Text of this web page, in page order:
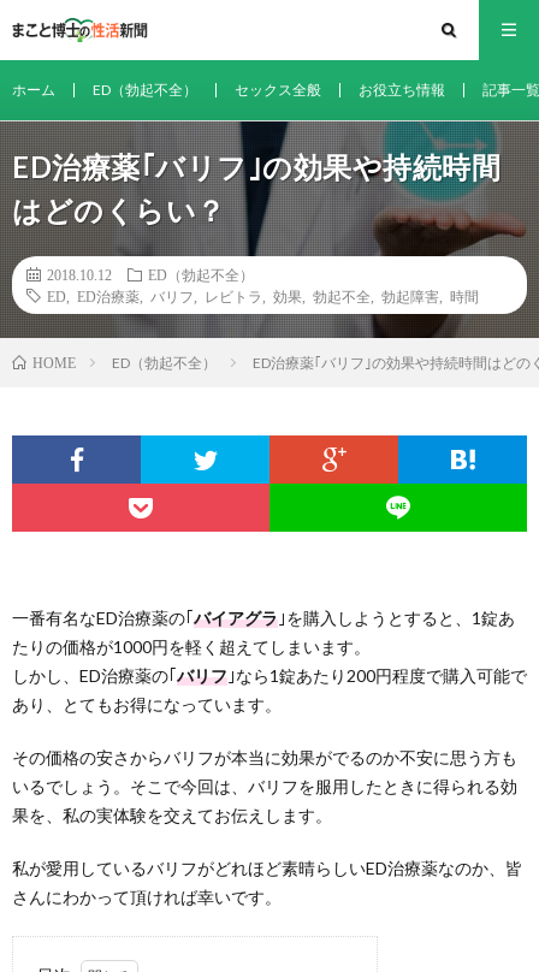
ホーム ED（勃起不全） セックス全般 お役立ち情報 記事一覧
ED治療薬｢バリフ｣の効果や持続時間
はどのくらい？
2018.10.12
ED（勃起不全）
ED
ED治療薬 バリフ レビトラ 効果 勃起不全 勃起障害 時間
HOME ED（勃起不全） ED治療薬｢バリフ｣の効果や持続時間はどの
一番有名なED治療薬の｢バイアグラ ｣を購入しようとすると、1錠あ
たりの価格が1000円を軽く超えてしまいます。
しかし、ED治療薬の｢バリフ ｣なら1錠あたり200円程度で購入可能で
あり、とてもお得になっています。
その価格の安さからバリフが本当に効果がでるのか不安に思う方も
いるでしょう。そこで今回は、バリフを服用したときに得られる効
果を、私の実体験を交えてお伝えします。
私が愛用しているバリフがどれほど素晴らしいED治療薬なのか、皆
さんにわかって頂ければ幸いです。